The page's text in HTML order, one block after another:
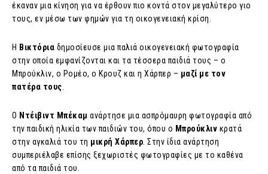
έκαναν μια κίνηση για να έρθουν πιο κοντά στον μεγαλύτερο γιο
τους, εν μέσω των φημών για τη οικογενειακή κρίση.
Η Βικτόρια δημοσίευσε μια παλιά οικογενειακή φωτογραφία
στην οποία εμφανίζονται και τα τέσσερα παιδιά τους – ο
Μπρούκλιν, ο Ρομέο, ο Κρουζ και η Χάρπερ – μαζί με τον
πατέρα τους.
Ο Ντέιβιντ Μπέκαμ ανάρτησε μια ασπρόμαυρη φωτογραφία από
την παιδική ηλικία των παιδιών του, όπου ο Μπρούκλιν κρατά
στην αγκαλιά του τη μικρή Χάρπερ. Στην ίδια ανάρτηση
συμπεριέλαβε επίσης ξεχωριστές φωτογραφίες με το καθένα
από τα παιδιά του.